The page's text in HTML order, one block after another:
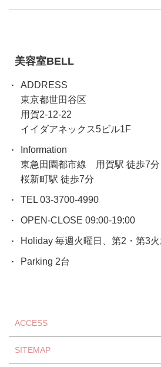
美容室BELL
ADDRESS
東京都世田谷区
用賀2-12-22
イイダアネックス5ビル1F
Information
東急田園都市線 用賀駅 徒歩7分
桜新町駅 徒歩7分
TEL 03-3700-4990
OPEN-CLOSE 09:00-19:00
Holiday 毎週火曜日、第2・第3
Parking 2台
ACCESS
SITEMAP